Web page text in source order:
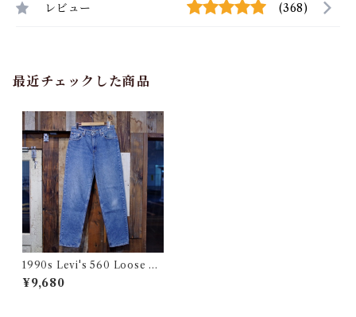
レビュー (368)
最近チェックした商品
1990s Levi's 560 Loose Fit
Denim Pants / Made in USA
/ リーバイス テーパード デニ
¥9,680